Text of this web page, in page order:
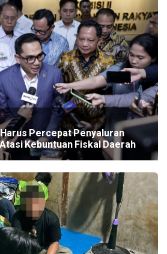
Percepat Penyaluran
Kebuntuan Fiskal Daerah